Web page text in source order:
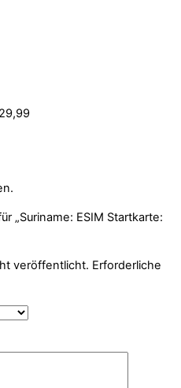
„Suriname: ESIM Startkarte:
veröffentlicht. Erforderliche